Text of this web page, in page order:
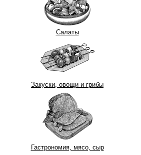
Салаты
Закуски, овощи и грибы
Гастрономия, мясо, сыр